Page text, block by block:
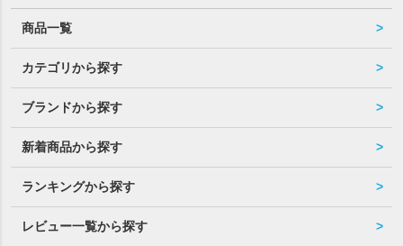
商品一覧
カテゴリから探す
ブランドから探す
新着商品から探す
ランキングから探す
レビュー一覧から探す